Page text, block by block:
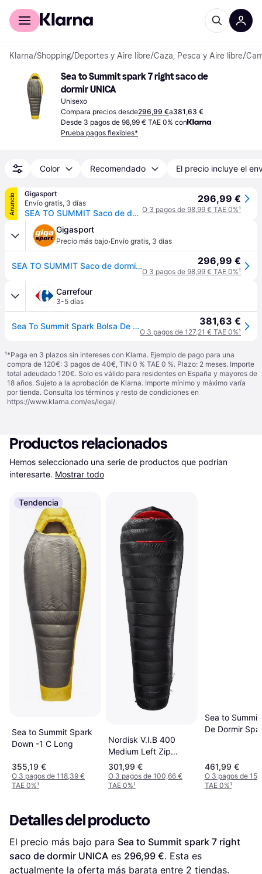
Comprar con Klarna
Klarna/Shopping/Deportes y Aire libre/Caza, Pesca y Aire libre/
Sea to Summit spark 7 right saco de
dormir UNICA
Unisexo
Compara precios desde296,99 €a381,63 €
Desde 3 pagos de 98,99 € TAE 0% con
Prueba pagos flexibles*
Color Recomendado El precio incluye el
Anuncio
Gigasport
Envío gratis, 3 días
SEA TO SUMMIT Saco de dormir de plumón SPARK 7C Regular amarillo - EG
296,99 €
O 3 pagos de 98,99 € TAE 0%¹
Gigasport
Precio más bajo·Envío gratis, 3 días
SEA TO SUMMIT Saco de dormir de plumón SPARK 7C Regular amarillo - EG 296,99 €
O 3 pagos de 98,99 € TAE 0%¹
Carrefour
3-5 días
Sea To Summit Spark Bolsa De Maternidad Gris, Amarillo 381,63 €
O 3 pagos de 127,21 € TAE 0%¹
¹*Paga en 3 plazos sin intereses con Klarna. Ejemplo de pago para una
compra de 120€: 3 pagos de 40€, TIN 0 % TAE 0 %. Plazo: 2 meses. Importe
total adeudado 120€. Solo es válido para residentes en España y mayores de
18 años. Sujeto a la aprobación de Klarna. Importe mínimo y máximo varía
por tienda. Consulta los términos y resto de condiciones en
https://www.klarna.com/es/legal/.
Productos relacionados
Hemos seleccionado una serie de productos que podrían
interesarte. Mostrar todo
Tendencia
Sea to Summit Spark
Down -1 C Long
355,19 €
O 3 pagos de 118,39 €
TAE 0%¹
Nordisk V.I.B 400
Medium Left Zip
205cm
301,99 €
O 3 pagos de 100,66 €
TAE 0%¹
Sea to
De Dormir
461,99 €
O 3 pagos de
TAE 0%¹
Detalles del producto
El precio más bajo para Sea to Summit spark 7 right
saco de dormir UNICA es 296,99 €. Esta es
actualmente la oferta más barata entre 2 tiendas.